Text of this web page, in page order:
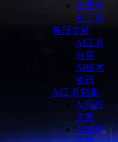
免费站
长工具
每日尝鲜
AI工具
分享
AI技术
资讯
Ai工具箱集
Ai写作
文案
Ai媒体